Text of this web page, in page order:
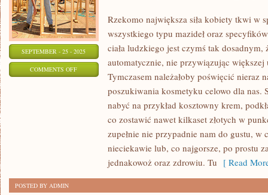
SEPTEMBER - 25 - 2025
COMMENTS OFFON
NAJOGROMNIEJSZA
Rzekomo największa siła kobiety tkwi w
wszystkiego typu mazideł oraz
ciała ludzkiego jest czymś tak
automatycznie, nie przywiązując
Tymczasem należałoby poświęcić nieraz
poszukiwania kosmetyku celowo dla nas.
nabyć na przykład kosztowny krem,
co zostawić nawet kilkaset złotych w
zupełnie nie przypadnie nam do gustu, w
nieciekawie lub, co najgorsze, po prostu
jednakowoż oraz zdrowiu. Tu [ Read
POSTED BY ADMIN